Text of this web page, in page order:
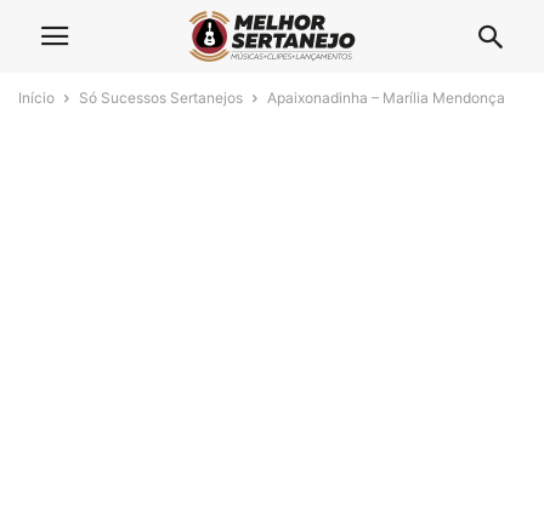
Início Só Sucessos Sertanejos Apaixonadinha – Marília Mendonça